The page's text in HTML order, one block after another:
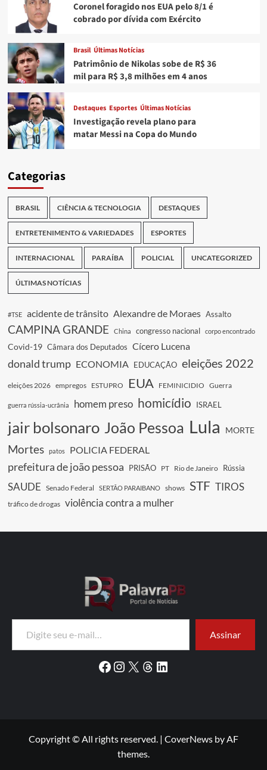
Coronel foragido nos EUA pelo 8/1 é
cobrado por dívida com Exército
Brasil Últimas Notícias
Patrimônio de Nikolas sobe de R$ 36
mil para R$ 3,8 milhões em 4 anos
Destaques Esportes Últimas Notícias
Investigação revela plano para
matar Messi na Copa do Mundo
Categorias
BRASIL CIÊNCIA & TECNOLOGIA DESTAQUES
ENTRETENIMENTO & VARIEDADES ESPORTES
INTERNACIONAL PARAÍBA POLICIAL UNCATEGORIZED
ÚLTIMAS NOTÍCIAS
#TSE acidente de trânsito Alexandre de Moraes Assalto
CAMPINA GRANDE China congresso nacional corpo encontrado
Covid-19 Câmara dos Deputados Cícero Lucena
donald trump ECONOMIA EDUCAÇÃO eleições 2022
eleições 2026 empregos ESTUPRO EUA FEMINICIDIO Guerra
guerra rússia-ucrânia homem preso homicídio ISRAEL
jair bolsonaro João Pessoa Lula MORTE
Mortes patos POLICIA FEDERAL
prefeitura de joão pessoa PRISÃO PT Rio de Janeiro Rússia
SAUDE Senado Federal SERTÃO PARAIBANO shows STF TIROS
tráfico de drogas violência contra a mulher
Digite seu e-mail…
Assinar
Facebook
Instagram
X Threads
LinkedIn
Copyright © All rights reserved. | CoverNews by AF
themes.